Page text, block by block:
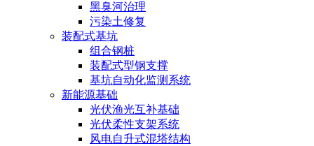
黑臭河治理
污染土修复
装配式基坑
组合钢桩
装配式型钢支撑
基坑自动化监测系统
新能源基础
光伏渔光互补基础
光伏柔性支架系统
风电自升式混塔结构